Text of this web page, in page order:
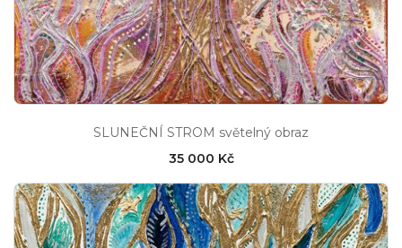
SLUNEČNÍ STROM světelný obraz
35 000 Kč